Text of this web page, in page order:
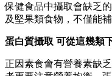
保健食品中攝取會缺乏
及堅果類食物，不僅能
蛋白質攝取 可從這幾類
正因素食會有營養素缺